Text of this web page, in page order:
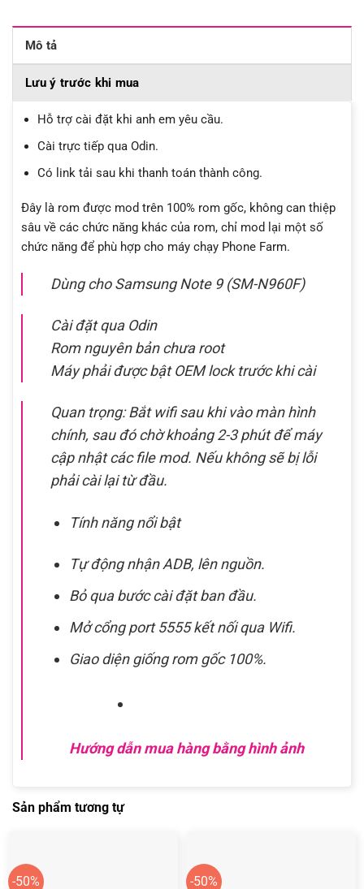
Mô tả
Lưu ý trước khi mua
Hỗ trợ cài đặt khi anh em yêu cầu.
Cài trực tiếp qua Odin.
Có link tải sau khi thanh toán thành công.
Đây là rom được mod trên 100% rom gốc, không can thiệp
sâu về các chức năng khác của rom, chỉ mod lại một số
chức năng để phù hợp cho máy chạy Phone Farm.
Dùng cho Samsung Note 9 (SM-N960F)
Cài đặt qua Odin
Rom nguyên bản chưa root
Máy phải được bật OEM lock trước khi cài
Quan trọng: Bắt wifi sau khi vào màn hình
chính, sau đó chờ khoảng 2-3 phút để máy
cập nhật các file mod. Nếu không sẽ bị lỗi
phải cài lại từ đầu.
Tính năng nổi bật
Tự động nhận ADB, lên nguồn.
Bỏ qua bước cài đặt ban đầu.
Mở cổng port 5555 kết nối qua Wifi.
Giao diện giống rom gốc 100%.
Hướng dẫn mua hàng bằng hình ảnh
Sản phẩm tương tự
-50% -50%